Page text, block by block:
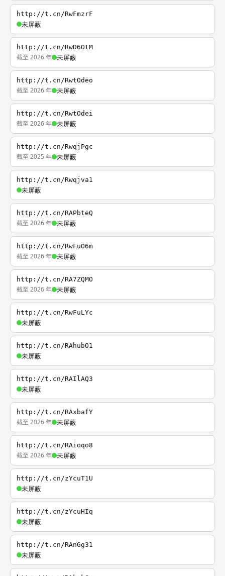
http://t.cn/RwFmzrF
未屏蔽
http://t.cn/RwD6OtM
截至 2026 年 未屏蔽
http://t.cn/RwtOdeo
截至 2026 年 未屏蔽
http://t.cn/RwtOdei
截至 2026 年 未屏蔽
http://t.cn/RwqjPgc
截至 2025 年 未屏蔽
http://t.cn/Rwqjva1
未屏蔽
http://t.cn/RAPbteQ
截至 2026 年 未屏蔽
http://t.cn/RwFuO6m
截至 2026 年 未屏蔽
http://t.cn/RA7ZQMO
截至 2026 年 未屏蔽
http://t.cn/RwFuLYc
未屏蔽
http://t.cn/RAhubO1
未屏蔽
http://t.cn/RAIlAQ3
未屏蔽
http://t.cn/RAxbafY
截至 2026 年 未屏蔽
http://t.cn/RAioqo8
截至 2026 年 未屏蔽
http://t.cn/zYcuT1U
未屏蔽
http://t.cn/zYcuHIq
未屏蔽
http://t.cn/RAnGg31
未屏蔽